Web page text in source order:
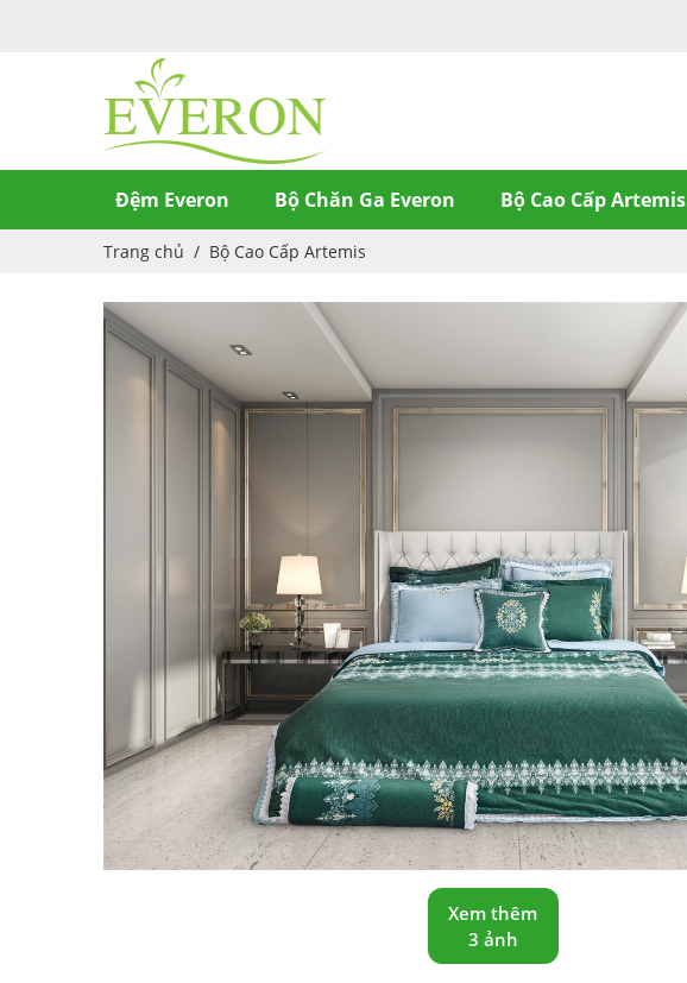
Đệm Everon Bộ Chăn Ga Everon Bộ Cao Cấp Artemis
Trang chủ / Bộ Cao Cấp Artemis
Xem thêm
3 ảnh